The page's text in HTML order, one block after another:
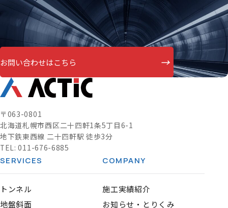
お問い合わせはこちら →
〒063-0801
北海道札幌市西区二十四軒1条5丁目6-1
地下鉄東西線 二十四軒駅 徒歩3分
TEL:011-676-6885
SERVICES
トンネル
地盤斜面
COMPANY
施工実績紹介
お知らせ・とりくみ